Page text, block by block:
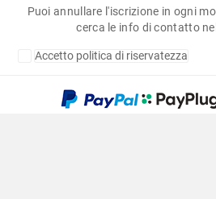
Puoi annullare l'iscrizione in ogni
cerca le info di contatto
Accetto politica di riservatezza